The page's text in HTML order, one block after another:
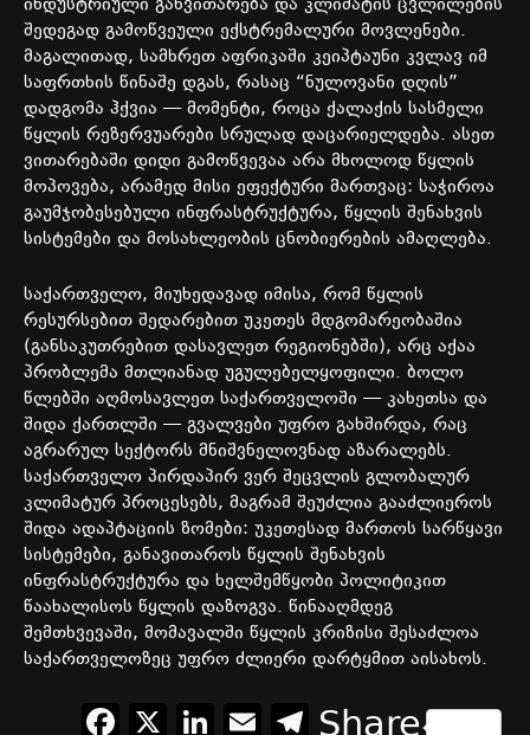
ინდუსტრიული განვითარება და კლიმატის ცვლილების
შედეგად გამოწვეული ექსტრემალური მოვლენები.
მაგალითად, სამხრეთ აფრიკაში კეიპტაუნი კვლავ იმ
საფრთხის წინაშე დგას, რასაც “ნულოვანი დღის”
დადგომა ჰქვია —მომენტი, როცა ქალაქის სასმელი
წყლის რეზერვუარები სრულად დაცარიელდება. ასეთ
ვითარებაში დიდი გამოწვევაა არა მხოლოდ წყლის
მოპოვება, არამედ მისი ეფექტური მართვაც: საჭიროა
გაუმჯობესებული ინფრასტრუქტურა, წყლის შენახვის
სისტემები და მოსახლეობის ცნობიერების ამაღლება.
საქართველო, მიუხედავად იმისა, რომ წყლის
რესურსებით შედარებით უკეთეს მდგომარეობაშია
(განსაკუთრებით დასავლეთ რეგიონებში), არც აქაა
პრობლემა მთლიანად უგულებელყოფილი. ბოლო
წლებში აღმოსავლეთ საქართველოში —კახეთსა და
შიდა ქართლში —გვალვები უფრო გახშირდა, რაც
აგრარულ სექტორს მნიშვნელოვნად აზარალებს.
საქართველო პირდაპირ ვერ შეცვლის გლობალურ
კლიმატურ პროცესებს, მაგრამ შეუძლია გააძლიეროს
შიდა ადაპტაციის ზომები: უკეთესად მართოს სარწყავი
სისტემები, განავითაროს წყლის შენახვის
ინფრასტრუქტურა და ხელშემწყობი პოლიტიკით
წაახალისოს წყლის დაზოგვა. წინააღმდეგ
შემთხვევაში, მომავალში წყლის კრიზისი შესაძლოა
საქართველოზეც უფრო ძლიერი დარტყმით აისახოს.
Facebook
X LinkedIn
EmailTelegram